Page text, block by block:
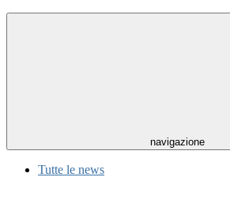
navigazione
Tutte le news